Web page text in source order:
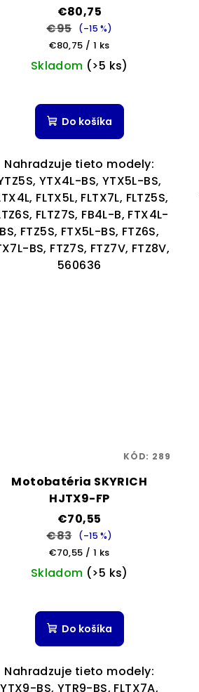
€80,75
€95
(–15 %)
Jednotková
cena:
€80,75 / 1 ks
Skladom (>5 ks)
hodnotenie
produktu
je
5,0
z
5
hviezdičiek.
Do košíka
Nahradzuje tieto modely:
YTX4L-BS, YTX5L-BS,
FLTX5L, FLTX7L, FLTZ5S,
FLTZ7S, FB4L-B, FTX4L-
BS, FTZ5S, FTX5L-BS, FTZ6S,
BS, FTZ7S, FTZ7V, FTZ8V,
560636
Motobatéria SKYRICH
HJTX9-FP
€70,55
€83
(–15 %)
Jednotková
cena:
€70,55 / 1 ks
Skladom (>5 ks)
Do košíka
Nahradzuje tieto modely:
YTX9-BS, YTR9-BS, FLTX7A,
KÓD: 289